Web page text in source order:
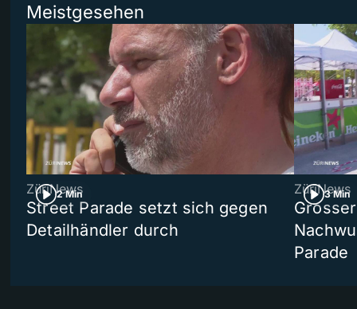
Meistgesehen
2 Min
ZüriNews
Street Parade setzt sich gegen
Detailhändler durch
3 Min
ZüriNews
Parade